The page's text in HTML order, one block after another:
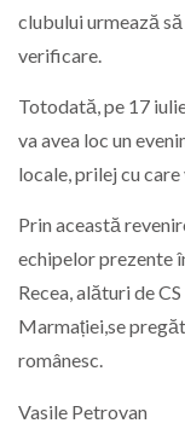
clubului urmează
verificare.
Totodată, pe 17
va avea loc un
locale, prilej cu
Prin această
echipelor prezente
Recea, alături de
Marmației,se
românesc.
Vasile Petrovan